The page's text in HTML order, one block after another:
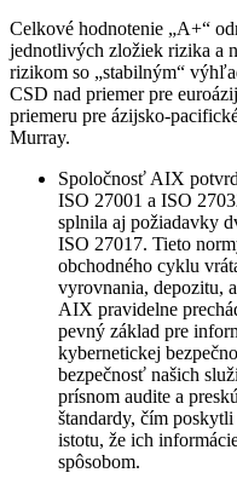
Celkové hodnotenie „A+“
jednotlivých zložiek rizika a
rizikom so „stabilným“
CSD nad priemer pre
priemeru pre ázijsko-
Murray.
Spoločnosť AIX
ISO 27001 a ISO
splnila aj požiadavky
ISO 27017. Tieto
obchodného cyklu
vyrovnania, depozitu,
AIX pravidelne
pevný základ pre
kybernetickej
bezpečnosť našich
prísnom audite a
štandardy, čím
istotu, že ich
spôsobom.